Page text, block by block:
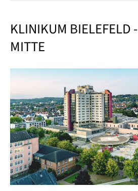
KLINIKUM BIELEFELD -
MITTE